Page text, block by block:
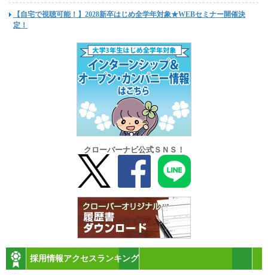
【自宅で視聴可能！】2028新卒はじめ全学年対象★WEBセミナー開催決
定！
クローバーナビ公式ＳＮＳ！
採用情報アクセスランキング